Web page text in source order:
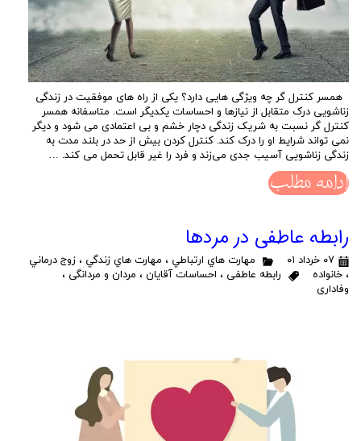
همسر کنترل گر چه ویژگی هایی دارد؟ یکی از راه های موفقیت در زندگی
زناشویی درک متقابل از نیازها و احساسات یکدیگر است. متاسفانه همسر
کنترل گر نسبت به شریک زندگی دچار خشم و بی اعتمادی می شود و دیگر
نمی تواند شرایط او را درک کند. کنترل کردن بیش از حد در بلند مدت به
زندگی زناشویی آسیب جدی می‌زند و فرد را غیر قابل تحمل می کند. …
ادامه مطلب
رابطه عاطفی در مردها
۰۷ خرداد ۰۱ مهارت هاي ارتباطي ، مهارت هاي زندگي ، زوج درماني
، خانواده رابطه عاطفی ، احساسات آقایان ، مردان و مردانگی ،
وفاداری